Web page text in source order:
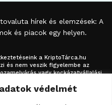
védelmét
hírek és elemzések: A
és piacok egy helyen.
a KriptoTárca.hu
és nem veszik figyelembe az
vagy kockázatvállalási
ajánlásnak, értékpapír /
stb. jegyzésére / vételére /
kizárólag tájékoztatásul